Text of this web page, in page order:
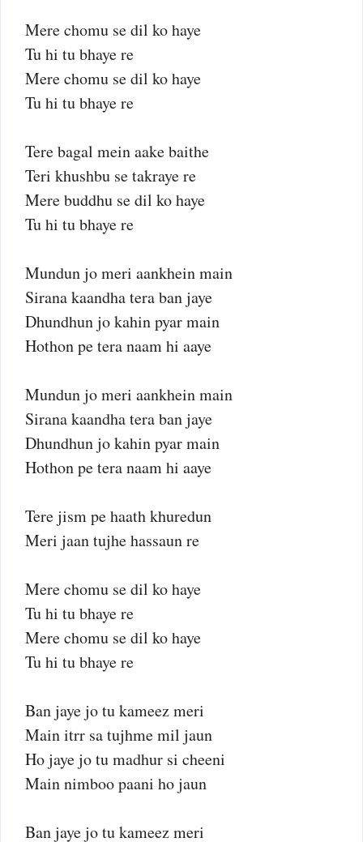
Mere chomu se dil ko haye
Tu hi tu bhaye re
Mere chomu se dil ko haye
Tu hi tu bhaye re
Tere bagal mein aake baithe
Teri khushbu se takraye re
Mere buddhu se dil ko haye
Tu hi tu bhaye re
Mundun jo meri aankhein main
Sirana kaandha tera ban jaye
Dhundhun jo kahin pyar main
Hothon pe tera naam hi aaye
Mundun jo meri aankhein main
Sirana kaandha tera ban jaye
Dhundhun jo kahin pyar main
Hothon pe tera naam hi aaye
Tere jism pe haath khuredun
Meri jaan tujhe hassaun re
Mere chomu se dil ko haye
Tu hi tu bhaye re
Mere chomu se dil ko haye
Tu hi tu bhaye re
Ban jaye jo tu kameez meri
Main itrr sa tujhme mil jaun
Ho jaye jo tu madhur si cheeni
Main nimboo paani ho jaun
Ban jaye jo tu kameez meri